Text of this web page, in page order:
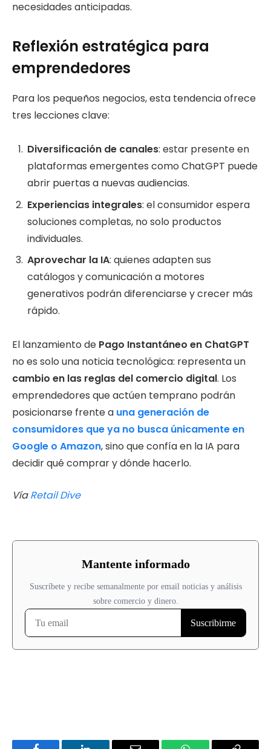
necesidades anticipadas.
Reflexión estratégica para
emprendedores
Para los pequeños negocios, esta tendencia ofrece
tres lecciones clave:
Diversificación de canales: estar presente en
plataformas emergentes como ChatGPT puede
abrir puertas a nuevas audiencias.
Experiencias integrales: el consumidor espera
soluciones completas, no solo productos
individuales.
Aprovechar la IA: quienes adapten sus
catálogos y comunicación a motores
generativos podrán diferenciarse y crecer más
rápido.
El lanzamiento de Pago Instantáneo en ChatGPT
no es solo una noticia tecnológica: representa un
cambio en las reglas del comercio digital. Los
emprendedores que actúen temprano podrán
posicionarse frente a una generación de
consumidores que ya no busca únicamente en
Google o Amazon, sino que confía en la IA para
decidir qué comprar y dónde hacerlo.
VíaRetail Dive